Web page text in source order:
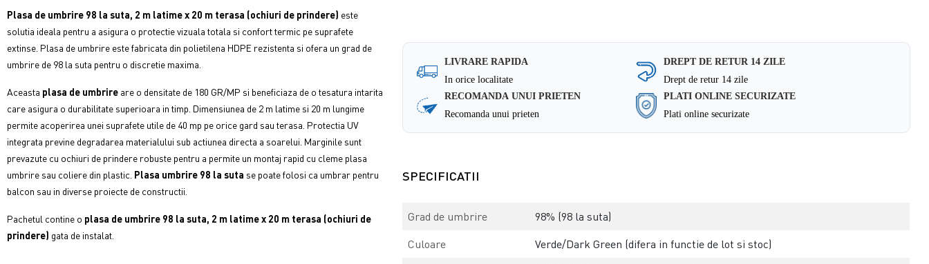
Plasa de umbrire 98 la suta, 2 m latime x 20 m terasa (ochiuri de prindere) este
solutia ideala pentru a asigura o protectie vizuala totala si confort termic pe suprafete
extinse. Plasa de umbrire este fabricata din polietilena HDPE rezistenta si ofera un grad de
umbrire de 98 la suta pentru o discretie maxima.
Aceasta plasa de umbrire are o densitate de 180 GR/MP si beneficiaza de o tesatura intarita
care asigura o durabilitate superioara in timp. Dimensiunea de 2 m latime si 20 m lungime
permite acoperirea unei suprafete utile de 40 mp pe orice gard sau terasa. Protectia UV
integrata previne degradarea materialului sub actiunea directa a soarelui. Marginile sunt
prevazute cu ochiuri de prindere robuste pentru a permite un montaj rapid cu cleme plasa
umbrire sau coliere din plastic. Plasa umbrire 98 la suta se poate folosi ca umbrar pentru
balcon sau in diverse proiecte de constructii.
Pachetul contine o plasa de umbrire 98 la suta, 2 m latime x 20 m terasa (ochiuri de
prindere) gata de instalat.
LIVRARE RAPIDA
In orice localitate
DREPT DE RETUR 14 ZILE
Drept de retur 14 zile
RECOMANDA UNUI PRIETEN
Recomanda unui prieten
PLATI ONLINE SECURIZATE
Plati online securizate
SPECIFICATII
Grad de umbrire
98% (98 la suta)
Culoare
Verde/Dark Green (difera in functie de lot si stoc)